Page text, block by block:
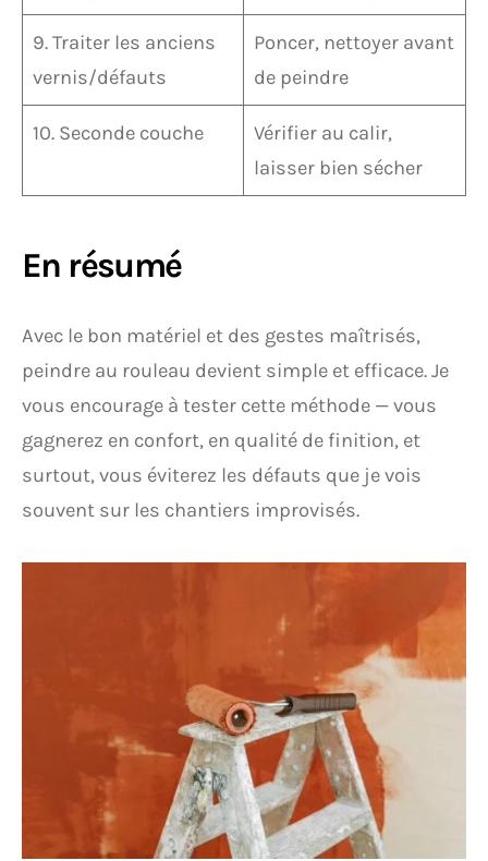
9. Traiter les anciens
vernis/défauts
Poncer, nettoyer avant
de peindre
10. Seconde couche
Vérifier au calir,
laisser bien sécher
En résumé
Avec le bon matériel et des gestes maîtrisés,
peindre au rouleau devient simple et efficace. Je
vous encourage à tester cette méthode — vous
gagnerez en confort, en qualité de finition, et
surtout, vous éviterez les défauts que je vois
souvent sur les chantiers improvisés.